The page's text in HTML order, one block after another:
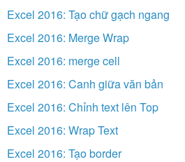
Excel 2016: Tạo chữ gạch ngang
Excel 2016: Merge Wrap
Excel 2016: merge cell
Excel 2016: Canh giữa văn bản
Excel 2016: Chỉnh text lên Top
Excel 2016: Wrap Text
Excel 2016: Tạo border